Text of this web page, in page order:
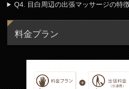
Q4. 目白周辺の出張マッサージの特
料金プラン